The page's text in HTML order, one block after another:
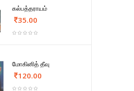
கல்பத்தராயம்
35.00
மோகினித் தீவு
120.00